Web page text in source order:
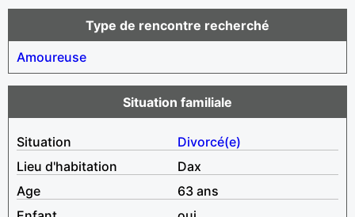
Type de rencontre recherché
Amoureuse
Situation familiale
Situation
Divorcé(e)
Lieu d'habitation
Dax
Age
63 ans